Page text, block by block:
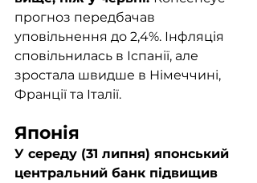
прогноз передбачав
уповільнення до 2,4%. Інфляція
сповільнилась в Іспанії, але
зростала швидше в Німеччині,
Франції та Італії.
Японія
У середу (31 липня) японський
центральний банк підвищив